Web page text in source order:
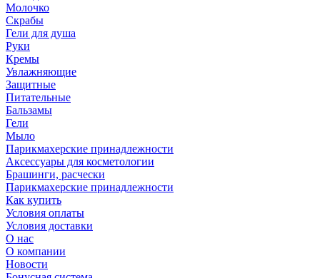
Молочко
Скрабы
Гели для душа
Руки
Кремы
Увлажняющие
Защитные
Питательные
Бальзамы
Гели
Мыло
Парикмахерские принадлежности
Аксессуары для косметологии
Брашинги, расчески
Парикмахерские принадлежности
Как купить
Условия оплаты
Условия доставки
О нас
О компании
Новости